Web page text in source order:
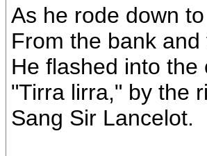
As he rode down
From the bank
He flashed into the
"Tirra lirra," by the
Sang Sir Lancelot.